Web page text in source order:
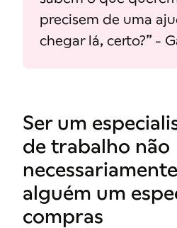
precisem de uma
chegar lá, certo?” -
Ser um
de trabalho não
alguém um
compras